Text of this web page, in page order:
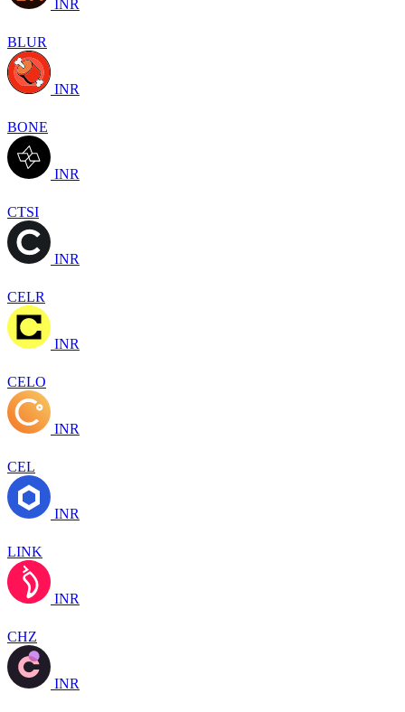
INR
BLUR
INR
BONE
INR
CTSI
INR
CELR
INR
CELO
INR
CEL
INR
LINK
INR
CHZ
INR